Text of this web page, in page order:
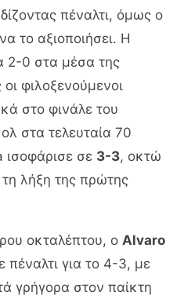
πέναλτι, όμως ο
το αξιοποιήσει. Η
2-0 στα μέσα της
φιλοξενούμενοι
στο φινάλε του
στα τελευταία 70
ισοφάρισε σε 3-3, οκτώ
λήξη της πρώτης
οκταλέπτου, ο Alvaro
πέναλτι για το 4-3, με
γρήγορα στον παίκτη